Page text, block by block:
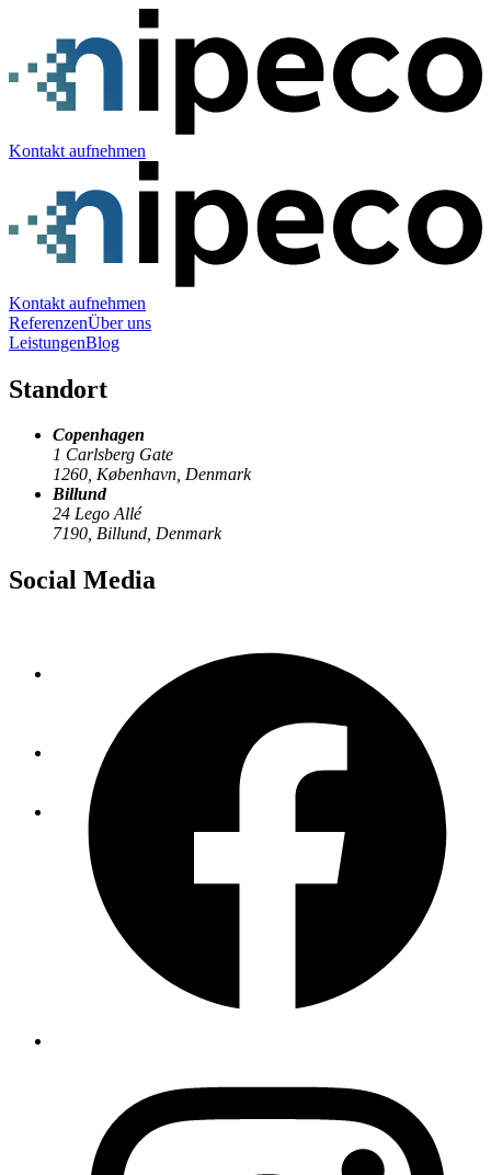
Kontakt aufnehmen
Kontakt aufnehmen
ReferenzenÜber uns
LeistungenBlog
Standort
Copenhagen
1 Carlsberg Gate
1260, København, Denmark
Billund
24 Lego Allé
7190, Billund, Denmark
Social Media